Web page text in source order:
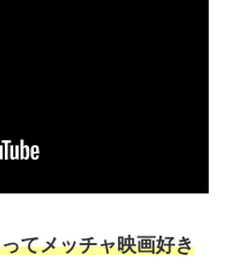
てメッチャ映画好き